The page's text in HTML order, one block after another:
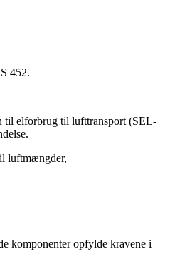
452.
til elforbrug til lufttransport (SEL-
luftmængder,
komponenter opfylde kravene i